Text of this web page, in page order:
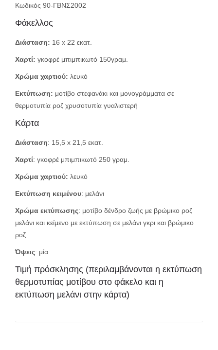
Κωδικός 90-ΓΒΝΣ2002
Φάκελλος
Διάσταση: 16 x 22 εκατ.
Χαρτί: γκοφρέ μπιμπικωτό 150γραμ.
Χρώμα χαρτιού: λευκό
Εκτύπωση: μοτίβο στεφανάκι και μονογράμματα σε
θερμοτυπία ροζ χρυσοτυπία γυαλιστερή
Κάρτα
Διάσταση: 15,5 x 21,5 εκατ.
Χαρτί: γκοφρέ μπιμπικωτό 250 γραμ.
Χρώμα χαρτιού: λευκό
Εκτύπωση κειμένου: μελάνι
Χρώμα εκτύπωσης: μοτίβο δένδρο ζωής με βρώμικο ροζ
μελάνι και κείμενο με εκτύπωση σε μελάνι γκρι και βρώμικο
ροζ
Όψεις: μία
Τιμή πρόσκλησης (περιλαμβάνονται η εκτύπωση
θερμοτυπίας μοτίβου στο φάκελο και η
εκτύπωση μελάνι στην κάρτα)